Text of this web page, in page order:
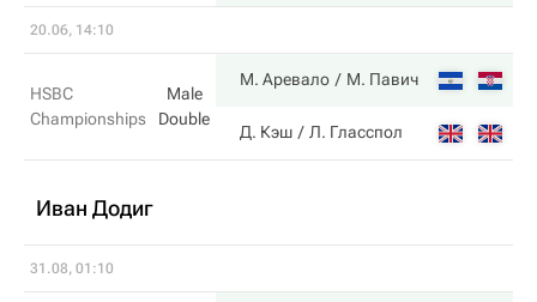
20.06, 14:10
HSBC
Championships
Male
Double
М. Аревало М. Павич
Д. Кэш Л. Гласспол
Иван Додиг
31.08, 01:10